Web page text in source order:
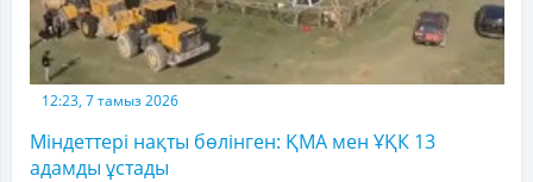
12:23, 7 тамыз 2026
Міндеттері нақты бөлінген: ҚМА мен ҰҚК 13
адамды ұстады